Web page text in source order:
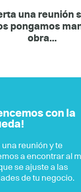
una reunión
pongamos
obra...
con la
reunión y te
a encontrar al
se ajuste a las
de tu negocio.